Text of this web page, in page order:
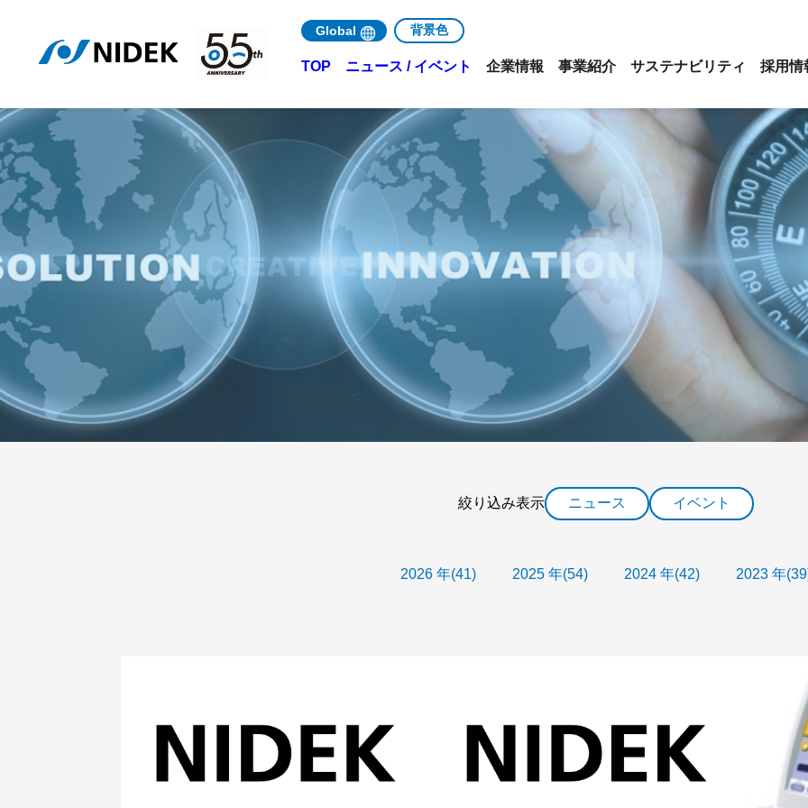
Global 背景色
TOP ニュース / イベント 企業情報 事業紹介 サステナビリティ 採用情
絞り込み表示 ニュース イベント
2026 年(41) 2025 年(54) 2024 年(42) 2023 年